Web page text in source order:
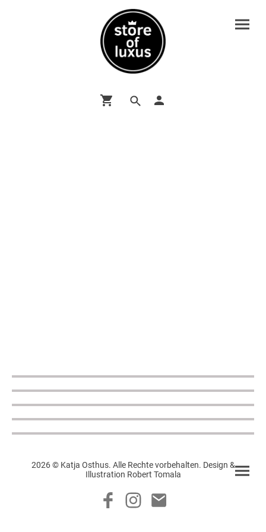
2026 © Katja Osthus. Alle Rechte vorbehalten. Design &
Illustration Robert Tomala